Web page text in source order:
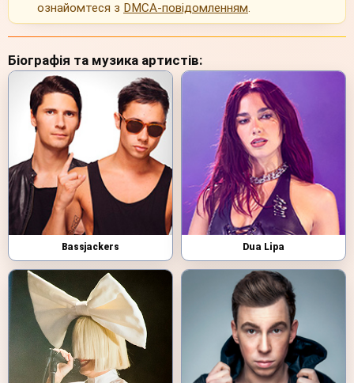
ознайомтеся з DMCA-повідомленням.
Біографія та музика артистів:
Bassjackers Dua Lipa